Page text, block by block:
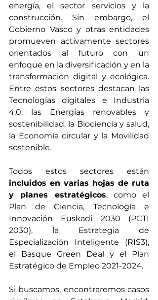
energía, el sector servicios y la
construcción. Sin embargo, el
Gobierno Vasco y otras entidades
promueven activamente sectores
orientados al futuro con un
enfoque en la diversificación y en la
transformación digital y ecológica.
Entre estos sectores destacan las
Tecnologías digitales e Industria
4.0, las Energías renovables y
sostenibilidad, la Biociencia y salud,
la Economía circular y la Movilidad
sostenible.
incluidos en varias hojas de ruta
y planes estratégicos, como el
Plan de Ciencia, Tecnología e
Innovación Euskadi 2030 (PCTI
2030), la Estrategia de
Especialización Inteligente (RIS3),
el Basque Green Deal y el Plan
Estratégico de Empleo 2021-2024.
Si buscamos, encontraremos casos